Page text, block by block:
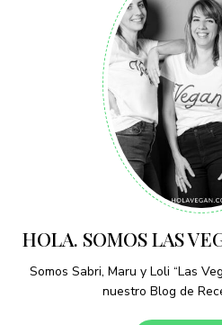
HOLA. SOMOS LAS
Somos Sabri, Maru y Loli “Las
nuestro Blog de